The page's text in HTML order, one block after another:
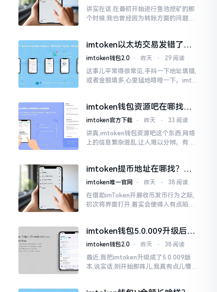
讲实在话,在最初开始进行鱼池挖矿的那
个时候,我也曾经因为转账方面的问题而
为畅快
imtoken以太坊交易发错了咋
整？取消方法告诉你
imtoken钱包2.0 ⋅ 昨天 ⋅ 29 阅读
这事儿平常得很常见,手抖一下地址填错,
或者金额填多,心里猛地咯噔一下。imto
imtoken钱包资源吧在哪找，
这些坑我帮你趟过
imtoken官方下载 ⋅ 昨天 ⋅ 33 阅读
讲真,imtoken钱包资源吧这个东西,网络
上的信息繁杂混乱,让人难以分辨。有的
imtoken提币地址在哪找？手
把手教你快速查看
imtoken唯一官网 ⋅ 昨天 ⋅ 38 阅读
在借助imToken开展收币发币行为之际,
初次将界面打开,着实会使得人有点陷入
imtoken钱包5.0.009升级后咋
用？老用户实测分享
imtoken钱包2.0 ⋅ 昨天 ⋅ 38 阅读
最近,我把imtoken升级成了5.0.009版
本,说实话,刚开始那阵儿,我真有点儿懵,